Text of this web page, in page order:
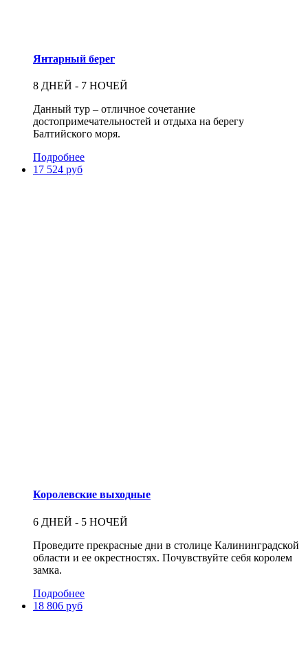
Янтарный берег
8 ДНЕЙ - 7 НОЧЕЙ
Данный тур – отличное сочетание
достопримечательностей и отдыха на берегу
Балтийского моря.
Подробнее
17 524 руб
Королевские выходные
6 ДНЕЙ - 5 НОЧЕЙ
Проведите прекрасные дни в столице Калининградской
области и ее окрестностях. Почувствуйте себя королем
замка.
Подробнее
18 806 руб